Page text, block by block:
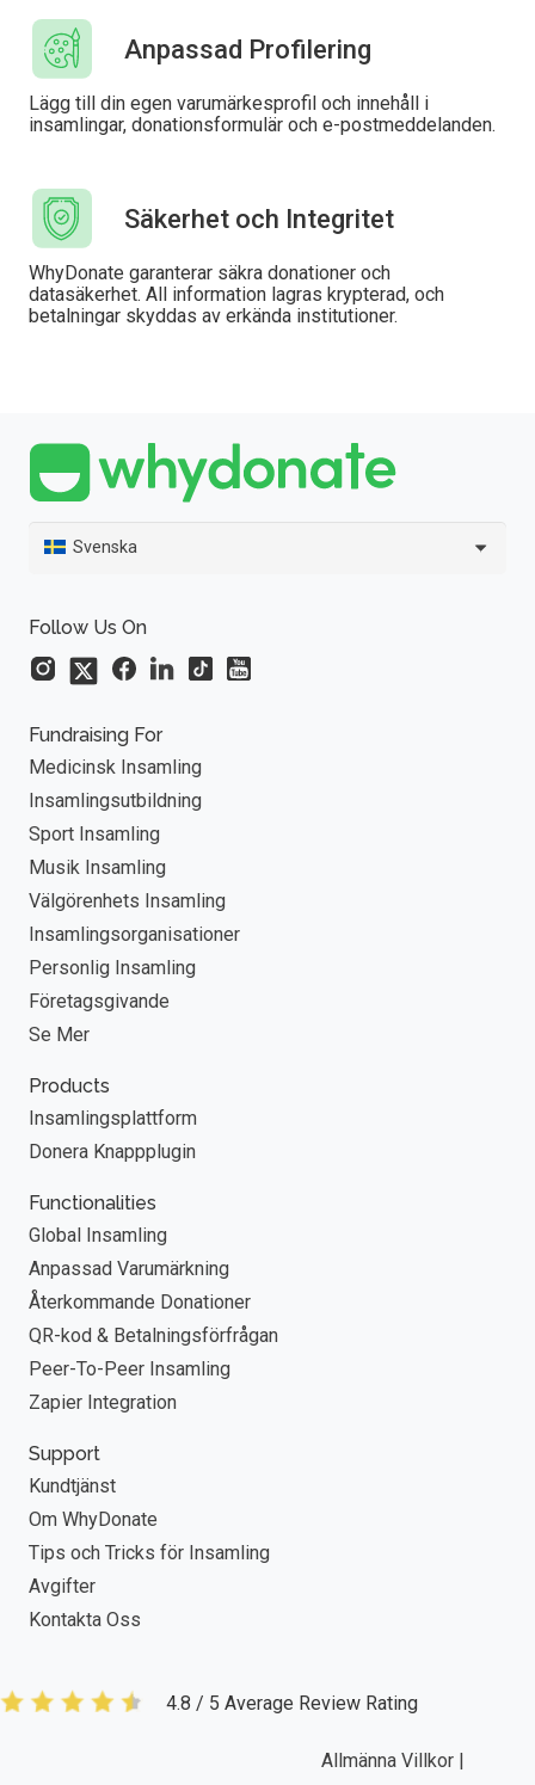
Anpassad Profilering
Lägg till din egen varumärkesprofil och innehåll i
insamlingar, donationsformulär och e-postmeddelanden.
Säkerhet och Integritet
WhyDonate garanterar säkra donationer och
datasäkerhet. All information lagras krypterad, och
betalningar skyddas av erkända institutioner.
Svenska
Follow Us On
Fundraising For
Medicinsk Insamling
Insamlingsutbildning
Sport Insamling
Musik Insamling
Välgörenhets Insamling
Insamlingsorganisationer
Personlig Insamling
Företagsgivande
Se Mer
Products
Insamlingsplattform
Donera Knappplugin
Functionalities
Global Insamling
Anpassad Varumärkning
Återkommande Donationer
QR-kod & Betalningsförfrågan
Peer-To-Peer Insamling
Zapier Integration
Support
Kundtjänst
Om WhyDonate
Tips och Tricks för Insamling
Avgifter
Kontakta Oss
4.8 / 5 Average Review Rating
Allmänna Villkor |